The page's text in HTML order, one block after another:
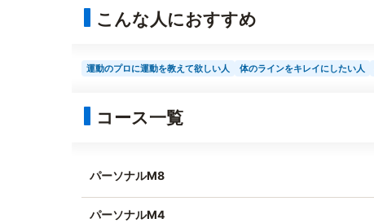
こんな人におすすめ
運動のプロに運動を教えて欲しい人 体のラインをキレイにしたい人
コース一覧
パーソナルM8
パーソナルM4